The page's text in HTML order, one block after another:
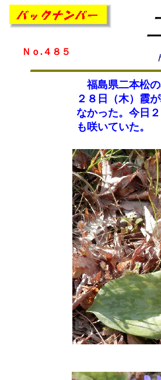
Ｎｏ.４８５
福島県二本松の
２８日（木）霞
なかった。今日
も咲いていた。